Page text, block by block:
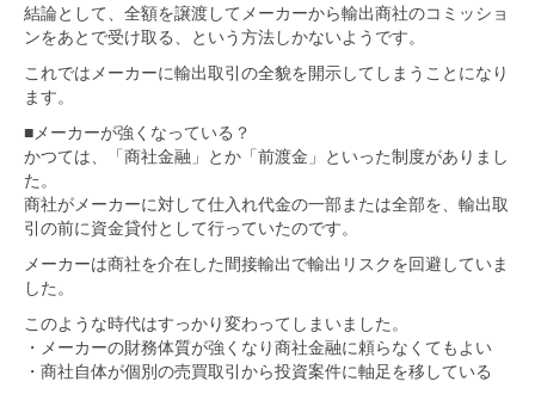
結論として、全額を譲渡してメーカーから輸出商社のコミッショ
ンをあとで受け取る、という方法しかないようです。
これではメーカーに輸出取引の全貌を開示してしまうことになり
ます。
■メーカーが強くなっている？
かつては、「商社金融」とか「前渡金」といった制度がありまし
た。
商社がメーカーに対して仕入れ代金の一部または全部を、輸出取
引の前に資金貸付として行っていたのです。
メーカーは商社を介在した間接輸出で輸出リスクを回避していま
した。
このような時代はすっかり変わってしまいました。
・メーカーの財務体質が強くなり商社金融に頼らなくてもよい
・商社自体が個別の売買取引から投資案件に軸足を移している